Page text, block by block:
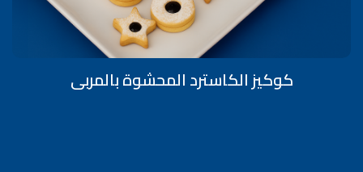
كوكيز الكاسترد المحشوة بالمربى